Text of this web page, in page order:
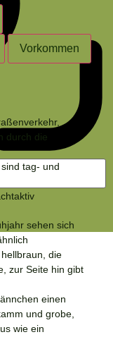
Vorkommen
durch die
sind tag- und
sehen sich
, die
zur Seite hin gibt
einen
und grobe,
wie ein